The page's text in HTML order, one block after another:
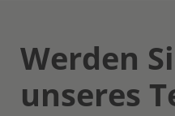
Werden
unseres